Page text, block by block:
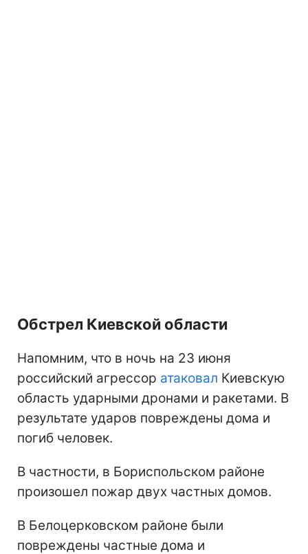
Обстрел Киевской области
Напомним, что в ночь на 23 июня
российский агрессор атаковал Киевскую
область ударными дронами и ракетами. В
результате ударов повреждены дома и
погиб человек.
В частности, в Бориспольском районе
произошел пожар двух частных домов.
В Белоцерковском районе были
повреждены частные дома и